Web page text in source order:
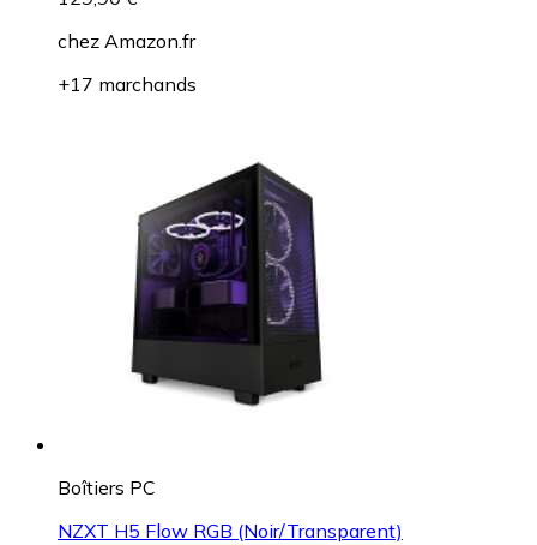
chez Amazon.fr
+17 marchands
Boîtiers PC
NZXT H5 Flow RGB (Noir/Transparent)